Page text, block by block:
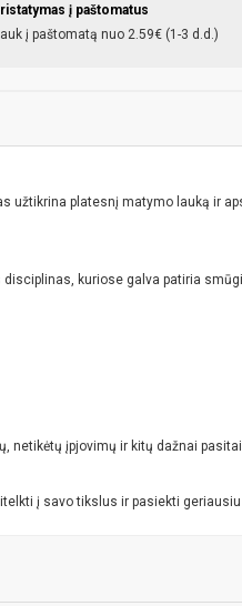
į paštomatus
į paštomatą nuo 2.59€ (1-3 d.d.)
užtikrina platesnį matymo lauką ir
kuriose galva patiria
įpjovimų ir kitų dažnai
į savo tikslus ir pasiekti